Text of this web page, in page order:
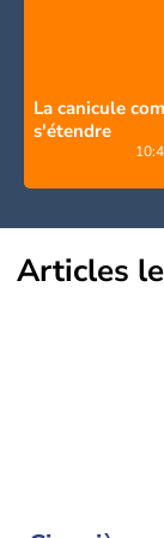
La canicule
s'étendre
Articles